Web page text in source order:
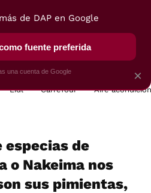
VEGUI
Lidl Carrefour Aire
especias de
o Nakeima nos
sus pimientas,
×
de DAP en Google
fuente preferida
una cuenta de Google